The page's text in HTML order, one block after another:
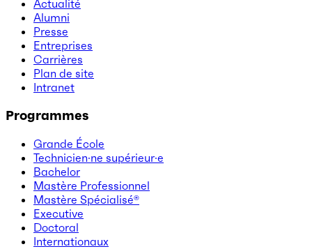
Actualité
Alumni
Presse
Entreprises
Carrières
Plan de site
Intranet
Programmes
Grande École
Technicien·ne supérieur·e
Bachelor
Mastère Professionnel
Mastère Spécialisé®
Executive
Doctoral
Internationaux